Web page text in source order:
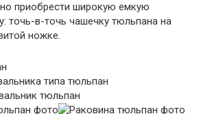
приобрести широкую емкую
точь-в-точь чашечку тюльпана на
ножке.